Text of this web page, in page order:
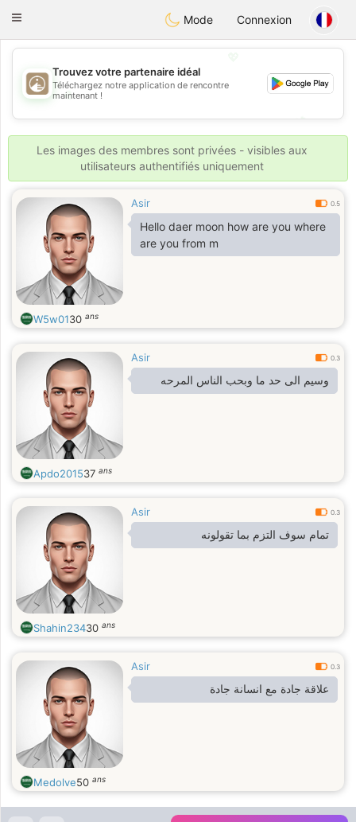
Bahebik
Toggle
Mode Connexion
💖
💕
💕
Trouvez votre partenaire idéal
Téléchargez notre application de rencontre
maintenant !
Les images des membres sont privées - visibles aux
utilisateurs authentifiés uniquement
Asir 0.5
Hello daer moon how are you where
are you from m
W5w0130 ans
Asir 0.3
وسيم الى حد ما وبحب الناس المرحه
Apdo201537 ans
Asir 0.3
تمام سوف التزم بما تقولونه
Shahin23430 ans
Asir 0.3
علاقة جادة مع انسانة جادة
Medolve50 ans